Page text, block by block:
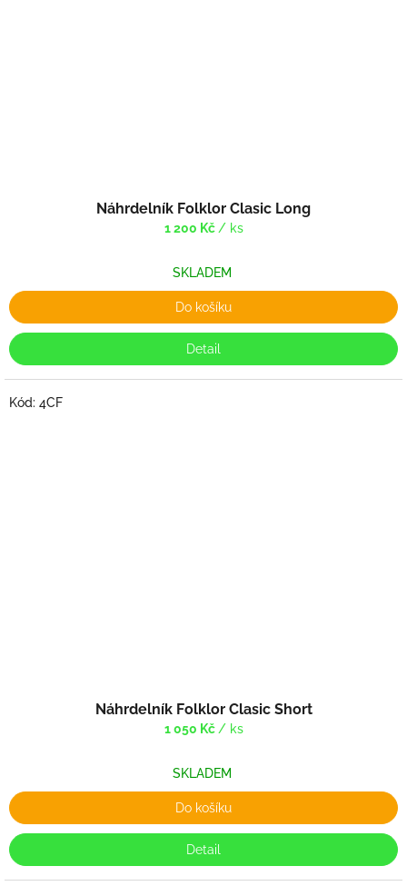
Náhrdelník Folklor Clasic Long
1 200 Kč / ks
SKLADEM
Do košíku
Detail
Náhrdelník Folklor Clasic Short
1 050 Kč / ks
SKLADEM
Do košíku
Detail
Kód: 4CF